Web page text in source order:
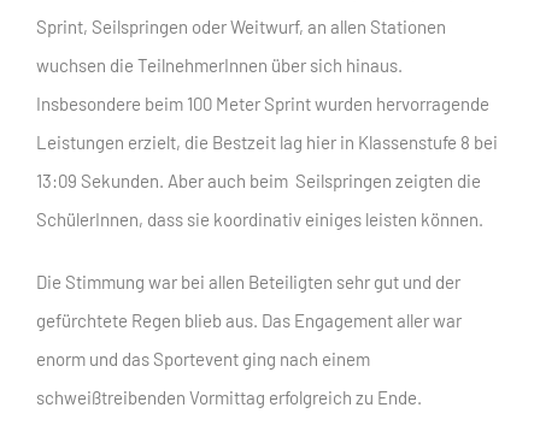
Sprint, Seilspringen oder Weitwurf, an allen Stationen
wuchsen die TeilnehmerInnen über sich hinaus.
Insbesondere beim 100 Meter Sprint wurden hervorragende
Leistungen erzielt, die Bestzeit lag hier in Klassenstufe 8 bei
13:09 Sekunden. Aber auch beim Seilspringen zeigten die
SchülerInnen, dass sie koordinativ einiges leisten können.
Die Stimmung war bei allen Beteiligten sehr gut und der
gefürchtete Regen blieb aus. Das Engagement aller war
enorm und das Sportevent ging nach einem
schweißtreibenden Vormittag erfolgreich zu Ende.